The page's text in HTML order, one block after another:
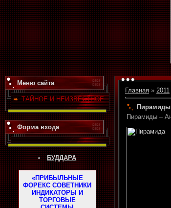
Меню сайта
ТАЙНОЕ И НЕИЗВЕСТНОЕ
Форма входа
БУДДАРА
«ПРИБЫЛЬНЫЕ
ФОРЕКС СОВЕТНИКИ
ИНДИКАТОРЫ И
ТОРГОВЫЕ
Главная » 2011
Пирамиды
Пирамиды –